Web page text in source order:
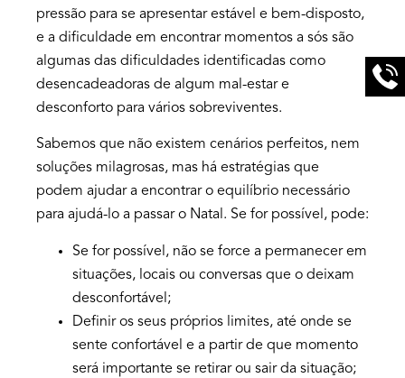
pressão para se apresentar estável e bem-disposto,
e a dificuldade em encontrar momentos a sós são
algumas das dificuldades identificadas como
desencadeadoras de algum mal-estar e
desconforto para vários sobreviventes.
Sabemos que não existem cenários perfeitos, nem
soluções milagrosas, mas há estratégias que
podem ajudar a encontrar o equilíbrio necessário
para ajudá-lo a passar o Natal. Se for possível, pode:
Se for possível, não se force a permanecer em
situações, locais ou conversas que o deixam
desconfortável;
Definir os seus próprios limites, até onde se
sente confortável e a partir de que momento
será importante se retirar ou sair da situação;